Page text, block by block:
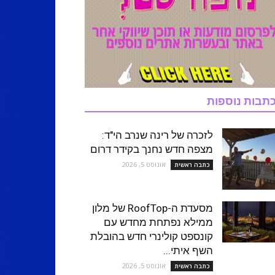
נוספות
לזכרה של רינה שנרב הי"ד:
מצפה חדש נחנך בקידר דרום
כתבה ראשית אוגוסט 5, 2026
מסעדת ה-RoofTop של מלון
ממילא נפתחת מחדש עם
קונספט קולינרי חדש בהובלת
השף איתי...
כתבה ראשית אוגוסט 5, 2026